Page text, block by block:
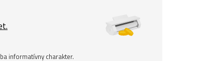
informatívny charakter.